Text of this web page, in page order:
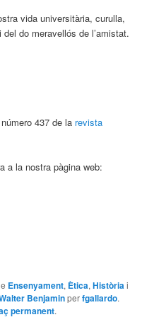
vida universitària, curulla,
do meravellós de l’amistat.
437 de la revista
a la nostra pàgina web:
Ensenyament, Ètica,Històriai
Benjaminperfgallardo.
permanent.